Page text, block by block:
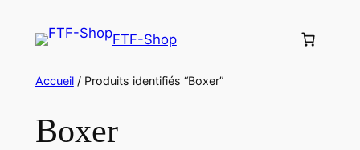
FTF-Shop
Accueil/ Produits identifiés “Boxer”
Boxer